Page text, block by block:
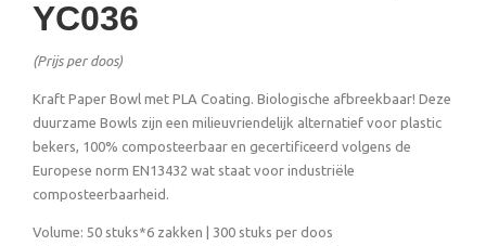
YC036
(Prijs per doos)
Kraft Paper Bowl met PLA Coating. Biologische afbreekbaar! Deze
duurzame Bowls zijn een milieuvriendelijk alternatief voor plastic
bekers, 100% composteerbaar en gecertificeerd volgens de
Europese norm EN13432 wat staat voor industriële
composteerbaarheid.
Volume: 50 stuks*6 zakken | 300 stuks per doos